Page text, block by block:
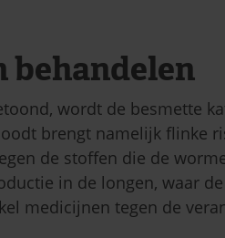
wordt de besmette
brengt namelijk flinke
de stoffen die de
in de longen, waar
medicijnen tegen de